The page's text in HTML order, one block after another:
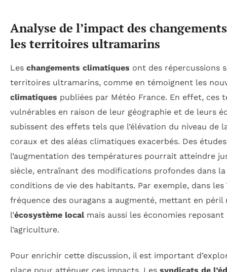
Analyse de l’impact des
les territoires ultramarins
Les changements climatiques ont des répercussions
territoires ultramarins, comme en témoignent les
climatiques publiées par Météo France. En effet, ces
vulnérables en raison de leur géographie et de leurs
subissent des effets tels que l’élévation du niveau de
coraux et des aléas climatiques exacerbés. Des
l’augmentation des températures pourrait atteindre
siècle, entraînant des modifications profondes dans
conditions de vie des habitants. Par exemple, dans les
fréquence des ouragans a augmenté, mettant en péril
l’écosystème localmais aussi les économies
l’agriculture.
Pour enrichir cette discussion, il est important